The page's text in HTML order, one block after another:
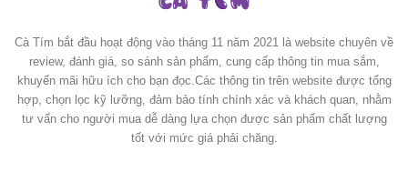
Cà Tím bắt đầu hoạt động vào tháng 11 năm 2021 là website chuyên về
review, đánh giá, so sánh sản phẩm, cung cấp thông tin mua sắm,
khuyến mãi hữu ích cho bạn đọc.Các thông tin trên website được tổng
hợp, chọn lọc kỹ lưỡng, đảm bảo tính chính xác và khách quan, nhằm
tư vấn cho người mua dễ dàng lựa chọn được sản phẩm chất lượng
tốt với mức giá phải chăng.